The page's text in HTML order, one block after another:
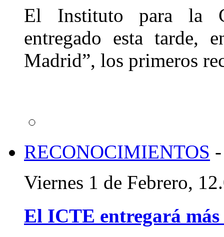
El Instituto para la
entregado esta tarde,
Madrid”, los primeros
RECONOCIMIENTOS -
Viernes 1 de Febrero,
El ICTE entregará